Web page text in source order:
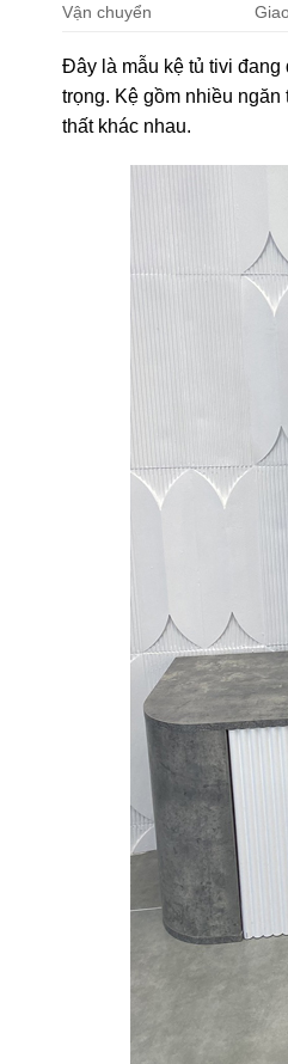
Vận chuyển
Đây là mẫu kệ tủ tivi
trọng. Kệ gồm nhiều
thất khác nhau.